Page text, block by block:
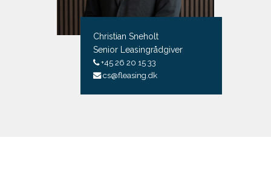
Christian Sneholt
Senior Leasingrådgiver
+45 26 20 15 33
cs@fleasing.dk